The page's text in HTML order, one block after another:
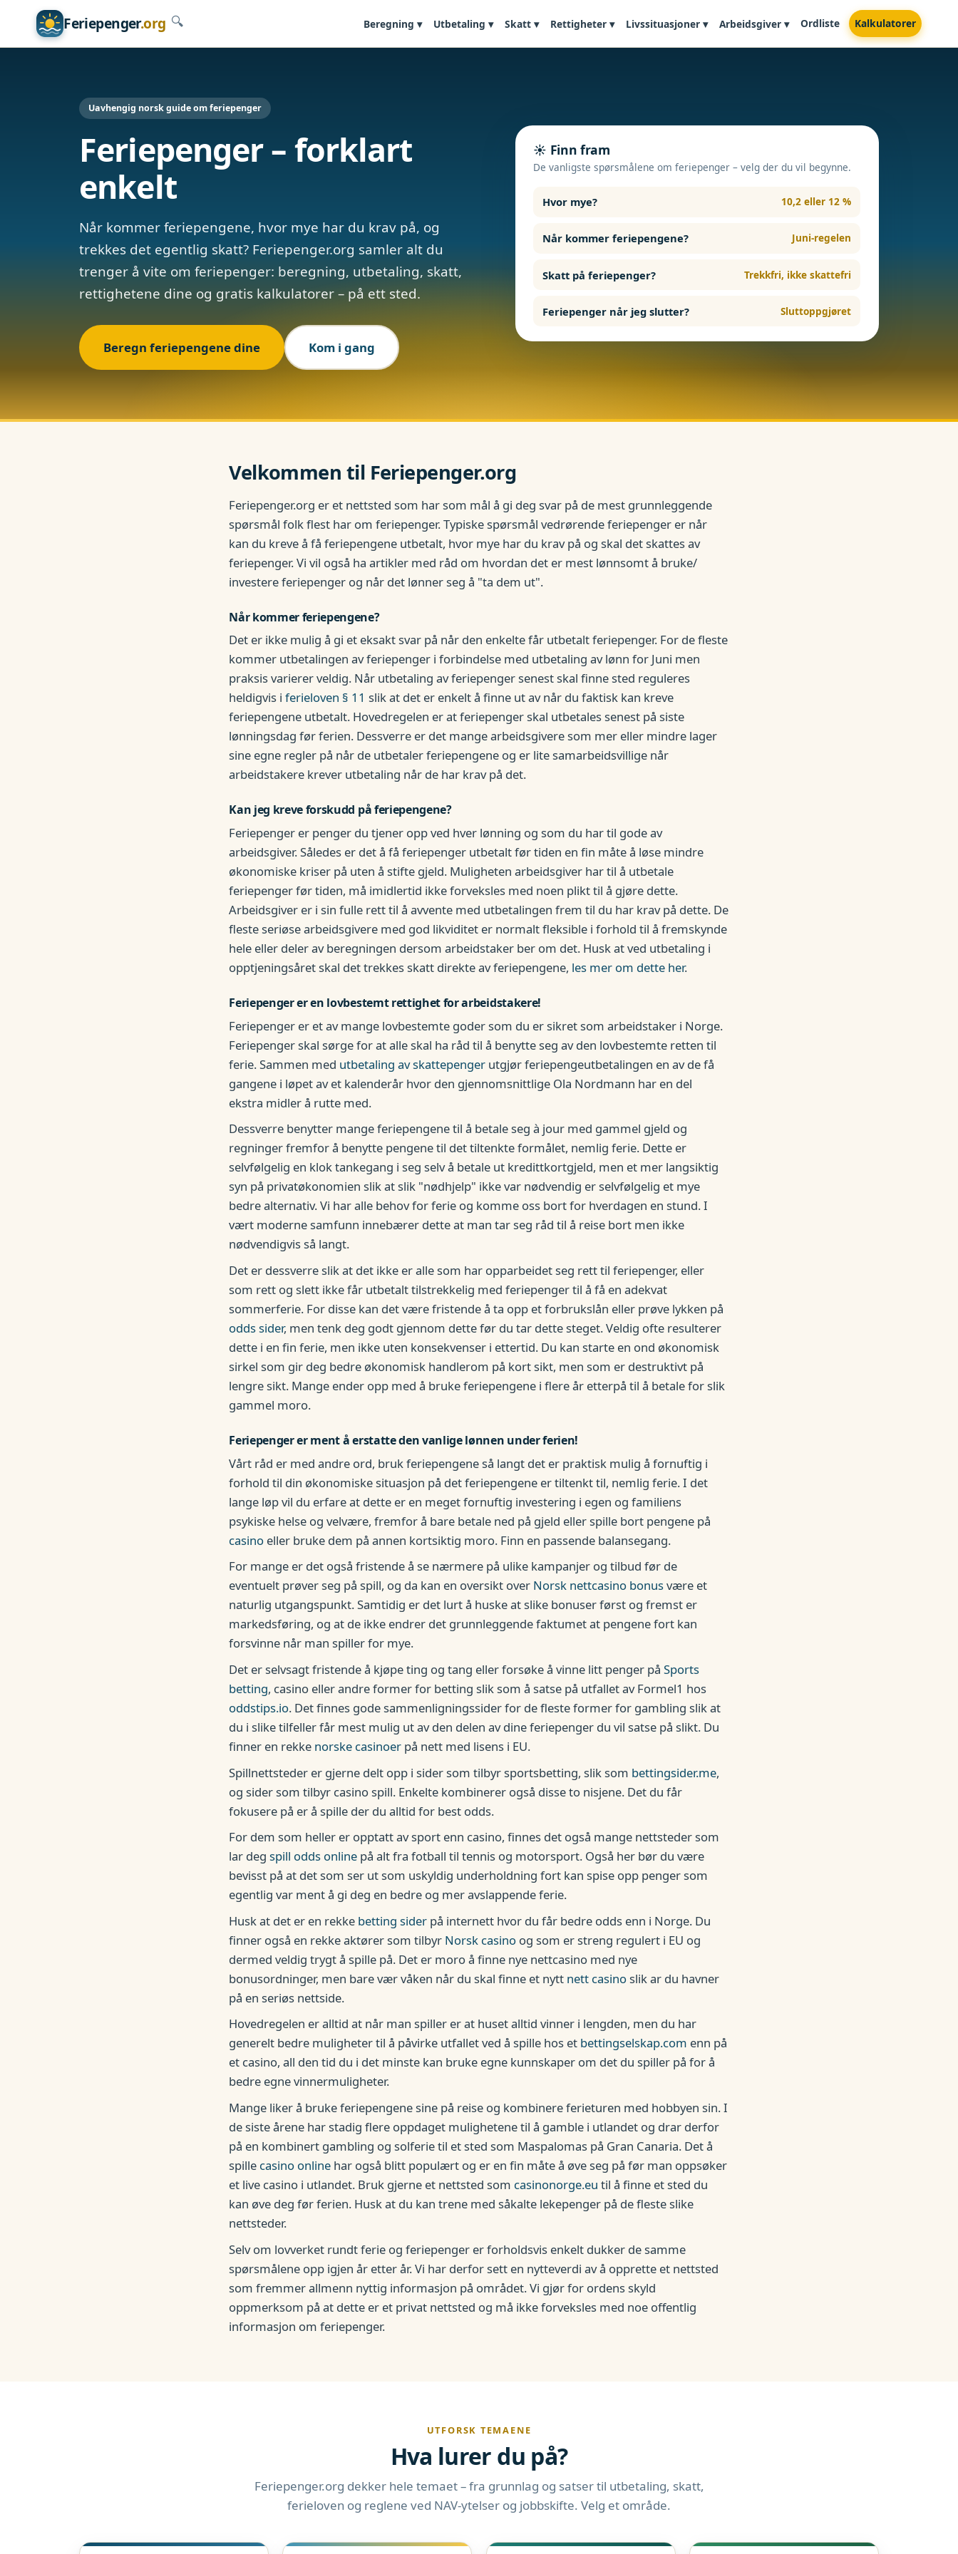
Feriepenger.org 🔍 Beregning ▾ Utbetaling ▾ Skatt ▾ Rettigheter ▾ Livssituasjoner ▾ Arbeidsgiver ▾ Ordliste Kalkulatorer
Uavhengig norsk guide om feriepenger
Feriepenger – forklart
enkelt
Når kommer feriepengene, hvor mye har du krav på, og
trekkes det egentlig skatt? Feriepenger.org samler alt du
trenger å vite om feriepenger: beregning, utbetaling, skatt,
rettighetene dine og gratis kalkulatorer – på ett sted.
Beregn feriepengene dine Kom i gang
☀️ Finn fram
De vanligste spørsmålene om feriepenger – velg der du vil begynne.
Hvor mye? 10,2 eller 12 %
Når kommer feriepengene? Juni-regelen
Skatt på feriepenger? Trekkfri, ikke skattefri
Feriepenger når jeg slutter? Sluttoppgjøret
Velkommen til Feriepenger.org
Feriepenger.org er et nettsted som har som mål å gi deg svar på de mest grunnleggende
spørsmål folk flest har om feriepenger. Typiske spørsmål vedrørende feriepenger er når
kan du kreve å få feriepengene utbetalt, hvor mye har du krav på og skal det skattes av
feriepenger. Vi vil også ha artikler med råd om hvordan det er mest lønnsomt å bruke/
investere feriepenger og når det lønner seg å "ta dem ut".
Når kommer feriepengene?
Det er ikke mulig å gi et eksakt svar på når den enkelte får utbetalt feriepenger. For de fleste
kommer utbetalingen av feriepenger i forbindelse med utbetaling av lønn for Juni men
praksis varierer veldig. Når utbetaling av feriepenger senest skal finne sted reguleres
heldigvis iferieloven § 11 slik at det er enkelt å finne ut av når du faktisk kan kreve
feriepengene utbetalt. Hovedregelen er at feriepenger skal utbetales senest på siste
lønningsdag før ferien. Dessverre er det mange arbeidsgivere som mer eller mindre lager
sine egne regler på når de utbetaler feriepengene og er lite samarbeidsvillige når
arbeidstakere krever utbetaling når de har krav på det.
Kan jeg kreve forskudd på feriepengene?
Feriepenger er penger du tjener opp ved hver lønning og som du har til gode av
arbeidsgiver. Således er det å få feriepenger utbetalt før tiden en fin måte å løse mindre
økonomiske kriser på uten å stifte gjeld. Muligheten arbeidsgiver har til å utbetale
feriepenger før tiden, må imidlertid ikke forveksles med noen plikt til å gjøre dette.
Arbeidsgiver er i sin fulle rett til å avvente med utbetalingen frem til du har krav på dette. De
fleste seriøse arbeidsgivere med god likviditet er normalt fleksible i forhold til å fremskynde
hele eller deler av beregningen dersom arbeidstaker ber om det. Husk at ved utbetaling i
opptjeningsåret skal det trekkes skatt direkte av feriepengene, les mer om dette her.
Feriepenger er en lovbestemt rettighet for arbeidstakere!
Feriepenger er et av mange lovbestemte goder som du er sikret som arbeidstaker i Norge.
Feriepenger skal sørge for at alle skal ha råd til å benytte seg av den lovbestemte retten til
ferie. Sammen med utbetaling av skattepenger utgjør feriepengeutbetalingen en av de få
gangene i løpet av et kalenderår hvor den gjennomsnittlige Ola Nordmann har en del
ekstra midler å rutte med.
Dessverre benytter mange feriepengene til å betale seg à jour med gammel gjeld og
regninger fremfor å benytte pengene til det tiltenkte formålet, nemlig ferie. Dette er
selvfølgelig en klok tankegang i seg selv å betale ut kredittkortgjeld, men et mer langsiktig
syn på privatøkonomien slik at slik "nødhjelp" ikke var nødvendig er selvfølgelig et mye
bedre alternativ. Vi har alle behov for ferie og komme oss bort for hverdagen en stund. I
vært moderne samfunn innebærer dette at man tar seg råd til å reise bort men ikke
nødvendigvis så langt.
Det er dessverre slik at det ikke er alle som har opparbeidet seg rett til feriepenger, eller
som rett og slett ikke får utbetalt tilstrekkelig med feriepenger til å få en adekvat
sommerferie. For disse kan det være fristende å ta opp et forbrukslån eller prøve lykken på
odds sider, men tenk deg godt gjennom dette før du tar dette steget. Veldig ofte resulterer
dette i en fin ferie, men ikke uten konsekvenser i ettertid. Du kan starte en ond økonomisk
sirkel som gir deg bedre økonomisk handlerom på kort sikt, men som er destruktivt på
lengre sikt. Mange ender opp med å bruke feriepengene i flere år etterpå til å betale for slik
gammel moro.
Feriepenger er ment å erstatte den vanlige lønnen under ferien!
Vårt råd er med andre ord, bruk feriepengene så langt det er praktisk mulig å fornuftig i
forhold til din økonomiske situasjon på det feriepengene er tiltenkt til, nemlig ferie. I det
lange løp vil du erfare at dette er en meget fornuftig investering i egen og familiens
psykiske helse og velvære, fremfor å bare betale ned på gjeld eller spille bort pengene på
casino eller bruke dem på annen kortsiktig moro. Finn en passende balansegang.
For mange er det også fristende å se nærmere på ulike kampanjer og tilbud før de
eventuelt prøver seg på spill, og da kan en oversikt over Norsk nettcasino bonusvære et
naturlig utgangspunkt. Samtidig er det lurt å huske at slike bonuser først og fremst er
markedsføring, og at de ikke endrer det grunnleggende faktumet at pengene fort kan
forsvinne når man spiller for mye.
Det er selvsagt fristende å kjøpe ting og tang eller forsøke å vinne litt penger påSports
betting, casino eller andre former for betting slik som å satse på utfallet av Formel1 hos
oddstips.io. Det finnes gode sammenligningssider for de fleste former for gambling slik at
du i slike tilfeller får mest mulig ut av den delen av dine feriepenger du vil satse på slikt. Du
finner en rekke norske casinoer på nett med lisens i EU.
Spillnettsteder er gjerne delt opp i sider som tilbyr sportsbetting, slik som bettingsider.me,
og sider som tilbyr casino spill. Enkelte kombinerer også disse to nisjene. Det du får
fokusere på er å spille der du alltid for best odds.
For dem som heller er opptatt av sport enn casino, finnes det også mange nettsteder som
lar degspill odds online på alt fra fotball til tennis og motorsport. Også her bør du være
bevisst på at det som ser ut som uskyldig underholdning fort kan spise opp penger som
egentlig var ment å gi deg en bedre og mer avslappende ferie.
Husk at det er en rekke betting sider på internett hvor du får bedre odds enn i Norge. Du
finner også en rekke aktører som tilbyr Norsk casino og som er streng regulert i EU og
dermed veldig trygt å spille på. Det er moro å finne nye nettcasino med nye
bonusordninger, men bare vær våken når du skal finne et nytt nett casinoslik ar du havner
på en seriøs nettside.
Hovedregelen er alltid at når man spiller er at huset alltid vinner i lengden, men du har
generelt bedre muligheter til å påvirke utfallet ved å spille hos et bettingselskap.com enn på
et casino, all den tid du i det minste kan bruke egne kunnskaper om det du spiller på for å
bedre egne vinnermuligheter.
Mange liker å bruke feriepengene sine på reise og kombinere ferieturen med hobbyen sin. I
de siste årene har stadig flere oppdaget mulighetene til å gamble i utlandet og drar derfor
på en kombinert gambling og solferie til et sted som Maspalomas på Gran Canaria. Det å
spille casino online har også blitt populært og er en fin måte å øve seg på før man oppsøker
et live casino i utlandet. Bruk gjerne et nettsted som casinonorge.eu til å finne et sted du
kan øve deg før ferien. Husk at du kan trene med såkalte lekepenger på de fleste slike
nettsteder.
Selv om lovverket rundt ferie og feriepenger er forholdsvis enkelt dukker de samme
spørsmålene opp igjen år etter år. Vi har derfor sett en nytteverdi av å opprette et nettsted
som fremmer allmenn nyttig informasjon på området. Vi gjør for ordens skyld
oppmerksom på at dette er et privat nettsted og må ikke forveksles med noe offentlig
informasjon om feriepenger.
UTFORSK TEMAENE
Hva lurer du på?
Feriepenger.org dekker hele temaet – fra grunnlag og satser til utbetaling, skatt,
ferieloven og reglene ved NAV-ytelser og jobbskifte. Velg et område.